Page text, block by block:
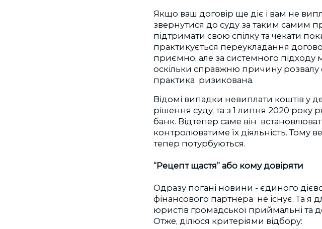
Якщо ваш договір ще діє і вам не
звернутися до суду за таким самим
підтримати свою спілку та чекати
практикується переукладання
приємно, але за системного підходу
оскільки справжню причину розвалу
практика ризикована.
Відомі випадки невиплати коштів у
рішення суду, та з 1 липня 2020 року
банк. Відтепер саме він
контролюватиме їх діяльність. Тому
тепер потурбуються.
“Рецепт щастя” або кому довіряти
Одразу погані новини - єдиного
фінансового партнера не існує. Та я
юристів громадської приймальні та
Отже, ділюся критеріями відбору: